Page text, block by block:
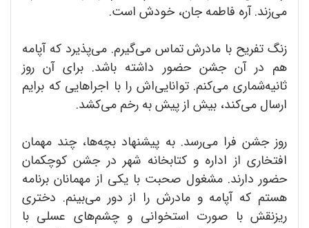
می‌زند. آره فاطمه جان، خودش است.
زنگ تفریح با مادرش تماس می‌گیرم. می‌پذیرد که آپامه
هم در آن جشن حضور داشته باشد. برای آن روز
ثانیه‌شماری می‌کنم. توانایی‌اش را با اجراهایی که برایم
ارسال می‌کند، بیش از پیش به رخم می‌کشد.
روز جشن فرا می‌رسد. به پیشنهاد بچه‌ها، چند مهمان
افتخاری از اداره و کتابخانه شهر در جشن کوچکمان
حضور دارند. مشغول صحبت با یکی از مهمانان برنامه
هستم که آپامه و مادرش را از دور می‌بینم. دختری
ریزنقش با صورت استخوانی و چشم‌های عسلی با